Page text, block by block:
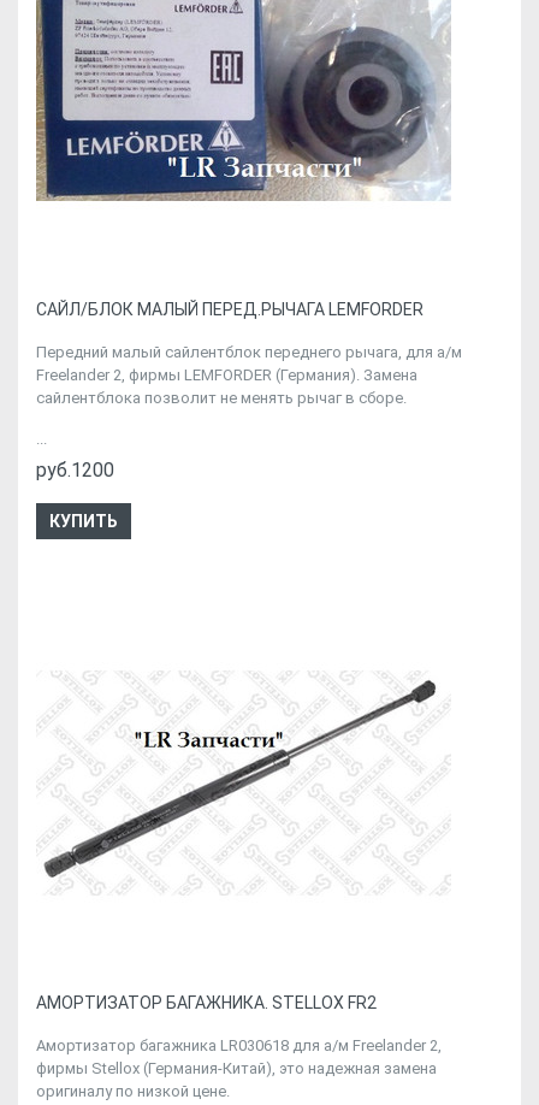
CАЙЛ/БЛОК МАЛЫЙ ПЕРЕД.РЫЧАГА LEMFORDER
Передний малый сайлентблок переднего рычага, для а/м
Freelander 2, фирмы LEMFORDER (Германия). Замена
сайлентблока позволит не менять рычаг в сборе.
...
руб.1200
КУПИТЬ
АМОРТИЗАТОР БАГАЖНИКА. STELLOX FR2
Амортизатор багажника LR030618 для а/м Freelander 2,
фирмы Stellox (Германия-Китай), это надежная замена
оригиналу по низкой цене.